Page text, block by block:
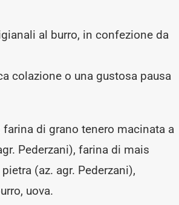
al burro, in confezione da
colazione o una gustosa pausa
farina di grano tenero macinata a
Pederzani), farina di mais
(az. agr. Pederzani),
uova.